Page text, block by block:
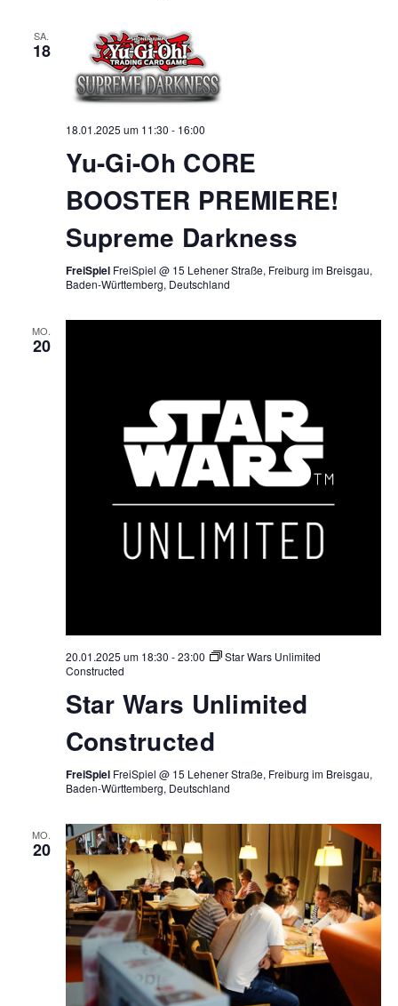
SA.
18
18.01.2025 um 11:30 - 16:00
Yu-Gi-Oh CORE
BOOSTER PREMIERE!
Supreme Darkness
FreiSpiel FreiSpiel @ 15 Lehener Straße, Freiburg im Breisgau,
Baden-Württemberg, Deutschland
MO.
20
20.01.2025 um 18:30 -23:00
Star Wars Unlimited
Constructed
Star Wars Unlimited
Constructed
FreiSpiel FreiSpiel @ 15 Lehener Straße, Freiburg im Breisgau,
Baden-Württemberg, Deutschland
MO.
20